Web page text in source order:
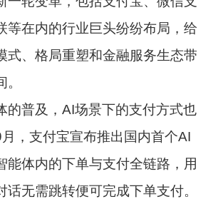
等在内的行业巨头纷纷布局，给
式、格局重塑和金融服务生态带
普及，AI场景下的支付方式也
，支付宝宣布推出国内首个AI
能体内的下单与支付全链路，用
话无需跳转便可完成下单支付。